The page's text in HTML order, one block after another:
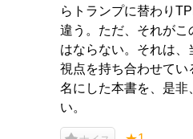
らトランプに替わり
違う。ただ、それがこ
はならない。それは
視点を持ち合わせて
名にした本書を、是非
い。